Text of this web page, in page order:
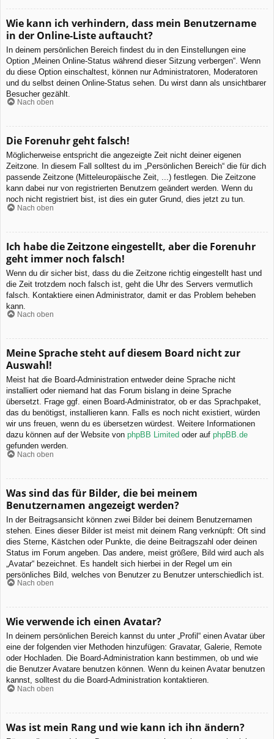
Wie kann ich verhindern, dass mein Benutzername
in der Online-Liste auftaucht?
In deinem persönlichen Bereich findest du in den Einstellungen eine
Option „Meinen Online-Status während dieser Sitzung verbergen“. Wenn
du diese Option einschaltest, können nur Administratoren, Moderatoren
und du selbst deinen Online-Status sehen. Du wirst dann als unsichtbarer
Besucher gezählt.
Nach oben
Die Forenuhr geht falsch!
Möglicherweise entspricht die angezeigte Zeit nicht deiner eigenen
Zeitzone. In diesem Fall solltest du im „Persönlichen Bereich“ die für dich
passende Zeitzone (Mitteleuropäische Zeit, ...) festlegen. Die Zeitzone
kann dabei nur von registrierten Benutzern geändert werden. Wenn du
noch nicht registriert bist, ist dies ein guter Grund, dies jetzt zu tun.
Nach oben
Ich habe die Zeitzone eingestellt, aber die Forenuhr
geht immer noch falsch!
Wenn du dir sicher bist, dass du die Zeitzone richtig eingestellt hast und
die Zeit trotzdem noch falsch ist, geht die Uhr des Servers vermutlich
falsch. Kontaktiere einen Administrator, damit er das Problem beheben
kann.
Nach oben
Meine Sprache steht auf diesem Board nicht zur
Auswahl!
Meist hat die Board-Administration entweder deine Sprache nicht
installiert oder niemand hat das Forum bislang in deine Sprache
übersetzt. Frage ggf. einen Board-Administrator, ob er das Sprachpaket,
das du benötigst, installieren kann. Falls es noch nicht existiert, würden
wir uns freuen, wenn du es übersetzen würdest. Weitere Informationen
dazu können auf der Website von phpBB Limited oder auf phpBB.de
gefunden werden.
Nach oben
Was sind das für Bilder, die bei meinem
Benutzernamen angezeigt werden?
In der Beitragsansicht können zwei Bilder bei deinem Benutzernamen
stehen. Eines dieser Bilder ist meist mit deinem Rang verknüpft: Oft sind
dies Sterne, Kästchen oder Punkte, die deine Beitragszahl oder deinen
Status im Forum angeben. Das andere, meist größere, Bild wird auch als
„Avatar“ bezeichnet. Es handelt sich hierbei in der Regel um ein
persönliches Bild, welches von Benutzer zu Benutzer unterschiedlich ist.
Nach oben
Wie verwende ich einen Avatar?
In deinem persönlichen Bereich kannst du unter „Profil“ einen Avatar über
eine der folgenden vier Methoden hinzufügen: Gravatar, Galerie, Remote
oder Hochladen. Die Board-Administration kann bestimmen, ob und wie
die Benutzer Avatare benutzen können. Wenn du keinen Avatar benutzen
kannst, solltest du die Board-Administration kontaktieren.
Nach oben
Was ist mein Rang und wie kann ich ihn ändern?